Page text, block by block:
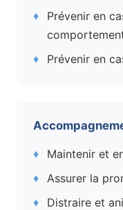
Prévenir en
Prévenir en
Maintenir et
Assurer la
Distraire et